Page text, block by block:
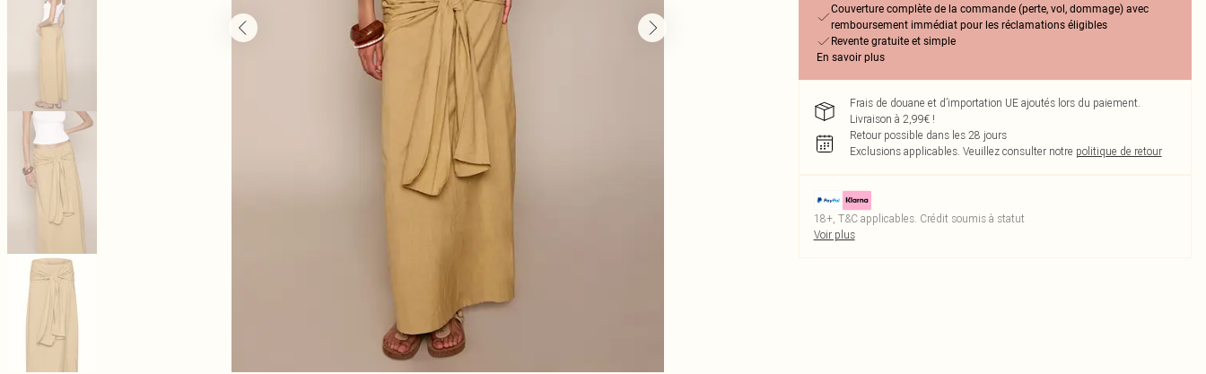
Couverture complète de la commande (perte, vol, dommage) avec
remboursement immédiat pour les réclamations éligibles
Revente gratuite et simple
En savoir plus
Frais de douane et d’importation UE ajoutés lors du paiement.
Livraison à 2,99€ !
Retour possible dans les 28 jours
Exclusions applicables. Veuillez consulter notre politique de retour
18+, T&C applicables. Crédit soumis à statut
Voir plus